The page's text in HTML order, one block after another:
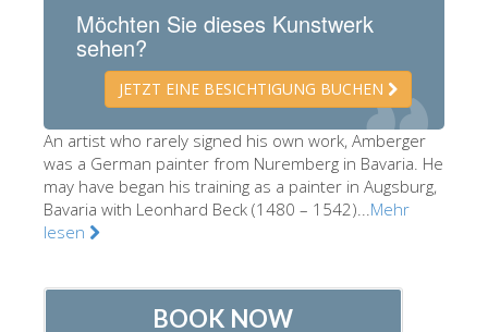
Neuen Säle
Andere Museen
Bargello Museum
Galleria Accademia
Palatina Galerie
Möchten Sie dieses Kunstwerk
sehen?
JETZT EINE BESICHTIGUNG BUCHEN
An artist who rarely signed his own work, Amberger
was a German painter from Nuremberg in Bavaria. He
may have began his training as a painter in Augsburg,
Bavaria with Leonhard Beck (1480 – 1542)...Mehr
lesen